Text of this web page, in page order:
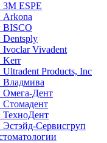
3М ESPE
Arkona
BISCO
Dentsply
Vivadent
Kerr
Products, Inc
Владмива
Омега-Дент
Стомадент
ТехноДент
Сервисгруп